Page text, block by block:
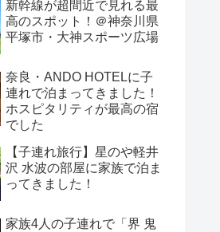
新幹線が超間近で見れる最
高のスポット！＠神奈川県
平塚市・大神スポーツ広場
奈良・ANDO HOTELに子
連れで泊まってきました！
ホスピタリティが最高の宿
でした
【子連れ旅行】星のや軽井
沢 水波の部屋に家族で泊ま
ってきました！
家族4人の子連れで「界 鬼